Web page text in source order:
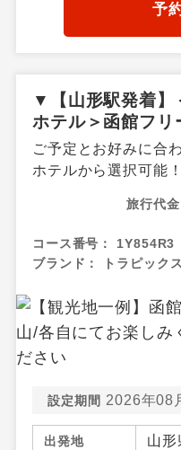
予
▼【山形駅発着】
ホテル＞函館フリ
ご予定とお好みに合
ホテルから選択可能！
旅行代金
コース番号：
1Y854R3
ブランド：
トラピックス
設定期間 2026年08
出発地 山形